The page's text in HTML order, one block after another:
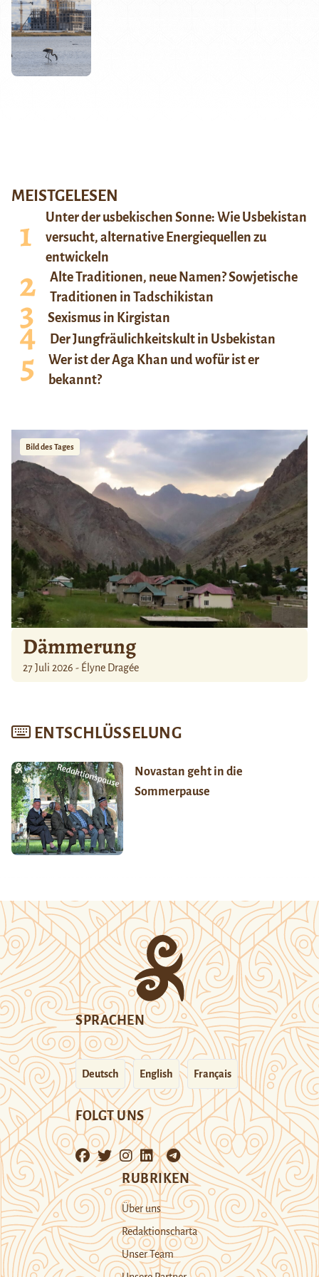
MEISTGELESEN
Unter der usbekischen Sonne: Wie Usbekistan
versucht, alternative Energiequellen zu
entwickeln
Alte Traditionen, neue Namen? Sowjetische
Traditionen in Tadschikistan
Sexismus in Kirgistan
Der Jungfräulichkeitskult in Usbekistan
Wer ist der Aga Khan und wofür ist er
bekannt?
Bild des Tages
Dämmerung
27 Juli 2026 - Élyne Dragée
ENTSCHLÜSSELUNG
Novastan geht in die
Sommerpause
SPRACHEN
Deutsch English Français
FOLGT UNS
RUBRIKEN
Über uns
Redaktionscharta
Unser Team